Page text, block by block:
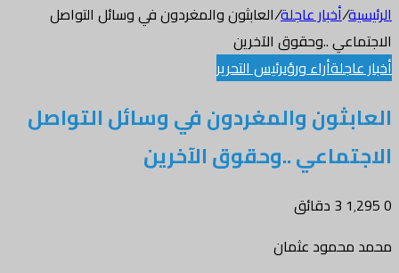
الرئيسية/أخبار عاجلة/العابثون والمغردون في وسائل التواصل
الاجتماعي ..وحقوق الآخرين
أخبار عاجلةأراء ورؤىرئيس التحرير
العابثون والمغردون في وسائل التواصل
الاجتماعي ..وحقوق الآخرين
0
3 دقائق
محمد محمود عثمان